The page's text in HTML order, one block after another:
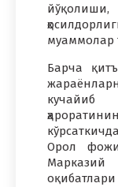
муаммолар
Барча
кучайиб
Орол